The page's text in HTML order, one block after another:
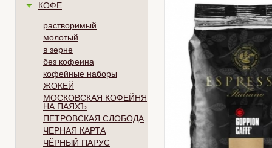
КОФЕ
растворимый
молотый
в зерне
без кофеина
кофейные наборы
ЖОКЕЙ
МОСКОВСКАЯ КОФЕЙНЯ
НА ПАЯХЪ
ПЕТРОВСКАЯ СЛОБОДА
ЧЕРНАЯ КАРТА
ЧЁРНЫЙ ПАРУС